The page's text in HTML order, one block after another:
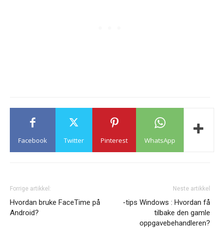
Facebook Twitter Pinterest WhatsApp
Forrige artikkel:
Hvordan bruke FaceTime på
Android?
Neste artikkel
-tips Windows : Hvordan få
tilbake den gamle
oppgavebehandleren?